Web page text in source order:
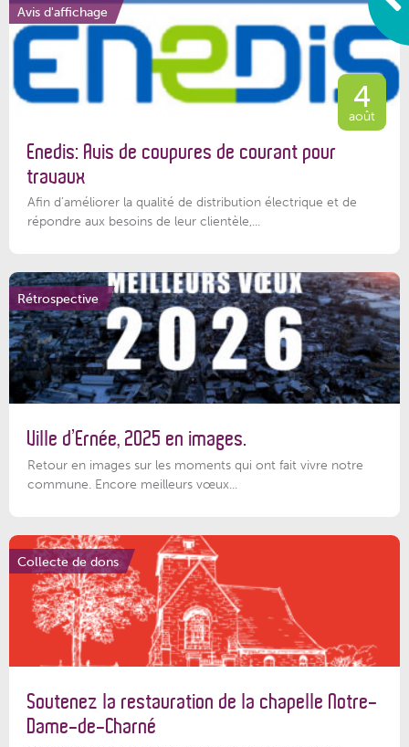
Avis d'affichage
4
août
Enedis: Avis de coupures de courant pour
travaux
Afin d’améliorer la qualité de distribution électrique et de
répondre aux besoins de leur clientèle,...
Rétrospective
Ville d’Ernée, 2025 en images.
Retour en images sur les moments qui ont fait vivre notre
commune. Encore meilleurs vœux...
Collecte de dons
Soutenez la restauration de la chapelle Notre-
Dame-de-Charné